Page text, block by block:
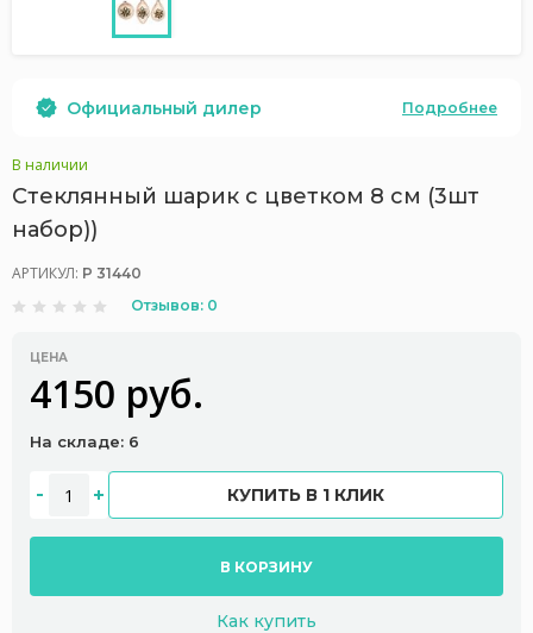
Официальный дилер Подробнее
В наличии
Стеклянный шарик с цветком 8 см (3шт
набор))
АРТИКУЛ: P 31440
Отзывов: 0
ЦЕНА
4150 руб.
На складе: 6
КУПИТЬ В 1 КЛИК
В КОРЗИНУ
Как купить